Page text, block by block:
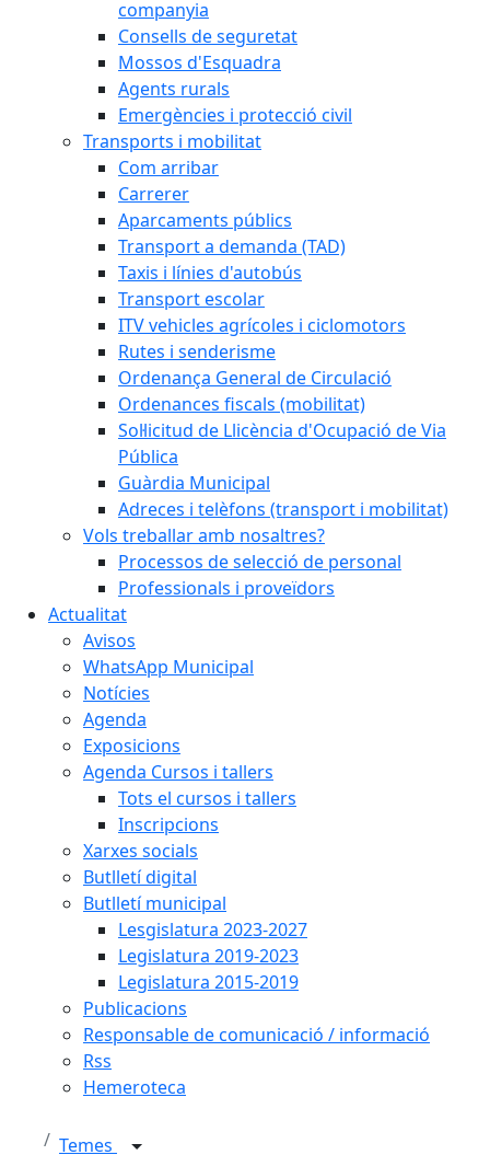
companyia
Consells de seguretat
Mossos d'Esquadra
Agents rurals
Emergències i protecció civil
Transports i mobilitat
Com arribar
Carrerer
Aparcaments públics
Transport a demanda (TAD)
Taxis i línies d'autobús
Transport escolar
ITV vehicles agrícoles i ciclomotors
Rutes i senderisme
Ordenança General de Circulació
Ordenances fiscals (mobilitat)
Sol·licitud de Llicència d'Ocupació de Via
Pública
Guàrdia Municipal
Adreces i telèfons (transport i mobilitat)
Vols treballar amb nosaltres?
Processos de selecció de personal
Professionals i proveïdors
Actualitat
Avisos
WhatsApp Municipal
Notícies
Agenda
Exposicions
Agenda Cursos i tallers
Tots el cursos i tallers
Inscripcions
Xarxes socials
Butlletí digital
Butlletí municipal
Lesgislatura 2023-2027
Legislatura 2019-2023
Legislatura 2015-2019
Publicacions
Responsable de comunicació / informació
Rss
Hemeroteca
Temes